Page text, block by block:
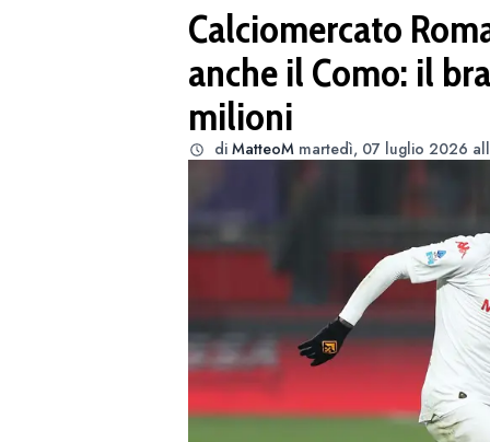
Calciomercato
anche il Como: il
milioni
di MatteoM martedì, 07 luglio 2026